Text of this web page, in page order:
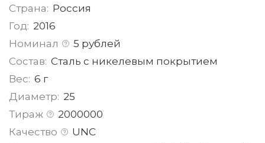
Страна: Россия
Год: 2016
Номинал
5 рублей
Состав: Сталь с никелевым покрытием
Вес: 6 г
Диаметр: 25
Тираж
2000000
Качество
UNC